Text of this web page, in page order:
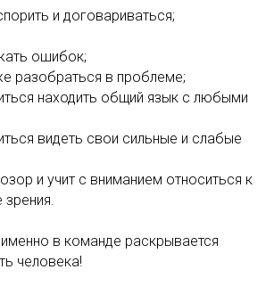
и договариваться;
ошибок;
разобраться в проблеме;
находить общий язык с любыми
видеть свои сильные и слабые
и учит с вниманием относиться к
зрения.
в команде раскрывается
человека!